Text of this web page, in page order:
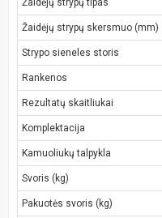
Žaidėjų strypų tipas
Žaidėjų strypų skersmuo (mm)
Strypo sieneles storis
Rankenos
Rezultatų skaitliukai
Komplektacija
Kamuoliukų talpykla
Svoris (kg)
Pakuotės svoris (kg)